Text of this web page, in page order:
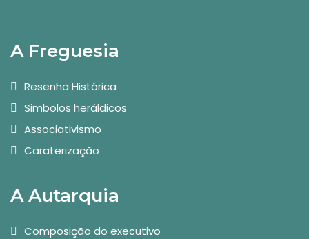
A Freguesia
Resenha Histórica
Simbolos heráldicos
Associativismo
Caraterização
A Autarquia
Composição do executivo